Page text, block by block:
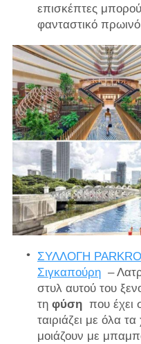
επισκέπτες
φανταστικό
ΣΥΛΛΟΓΗ
Σιγκαπούρη–
στυλ αυτού του
τη φύσηπου έχει
ταιριάζει με όλα
μοιάζουν με